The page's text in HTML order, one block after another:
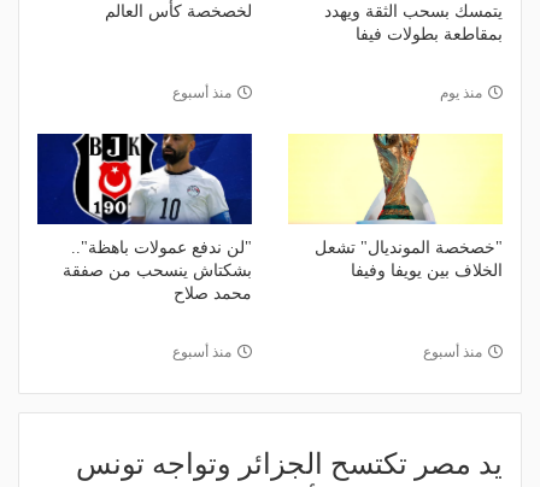
يتمسك بسحب الثقة ويهدد
بمقاطعة بطولات فيفا
منذ يوم
لخصخصة كأس العالم
منذ أسبوع
"خصخصة المونديال" تشعل
الخلاف بين يويفا وفيفا
منذ أسبوع
"لن ندفع عمولات باهظة"..
بشكتاش ينسحب من صفقة
محمد صلاح
منذ أسبوع
يد مصر تكتسح الجزائر وتواجه تونس